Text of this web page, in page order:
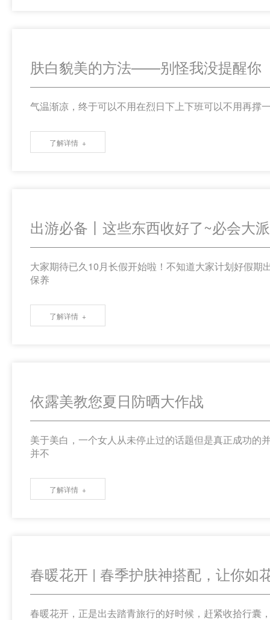
肤白貌美的方法——别怪我没提醒你
气温渐凉，终于可以不用在烈日下上下班可以不用再撑
了解详情
出游必备丨这些东西收好了~必会大
大家期待已久10月长假开始啦！不知道大家计划好假
保养
了解详情
依露美教您夏日防晒大作战
美于美白，一个女人从未停止过的话题但是真正成功的
并不
了解详情
春暖花开 | 春季护肤神搭配，让你如
春暖花开，正是出去踏青旅行的好时候，赶紧收拾行囊